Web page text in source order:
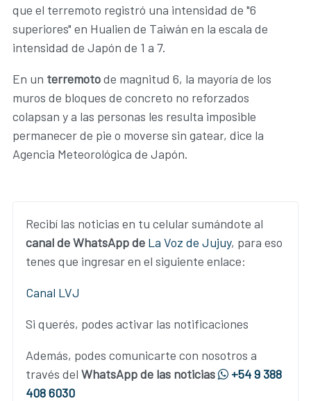
que el terremoto registró una intensidad de "6
superiores" en Hualien de Taiwán en la escala de
intensidad de Japón de 1 a 7.
En un terremotode magnitud 6, la mayoría de los
muros de bloques de concreto no reforzados
colapsan y a las personas les resulta imposible
permanecer de pie o moverse sin gatear, dice la
Agencia Meteorológica de Japón.
Recibí las noticias en tu celular sumándote al
canal de WhatsApp de La Voz de Jujuy, para eso
tenes que ingresar en el siguiente enlace:
Canal LVJ
Si querés, podes activar las notificaciones
Además, podes comunicarte con nosotros a
través del WhatsApp de las noticias
+54 9 388
408 6030